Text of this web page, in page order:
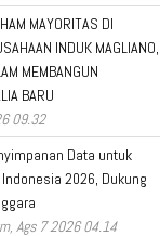
MAYORITAS DI
INDUK MAGLIANO,
MEMBANGUN
BARU
09.32
Data untuk
2026, Dukung
Ags 7 2026 04.14